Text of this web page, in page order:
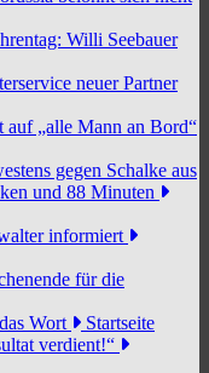
Willi Seebauer
neuer Partner
„alle Mann an Bord“
gegen Schalke aus
und 88 Minuten
informiert
für die
Wort
Startseite
verdient!“